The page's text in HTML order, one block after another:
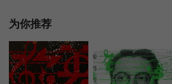
me Video.
为你推荐